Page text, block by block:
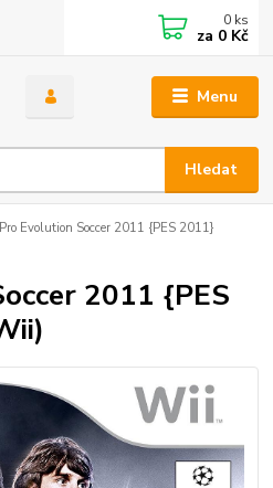
Menu
Hledat
0 ks
za 0 Kč
Pro Evolution Soccer 2011 {PES 2011}
2011 {PES